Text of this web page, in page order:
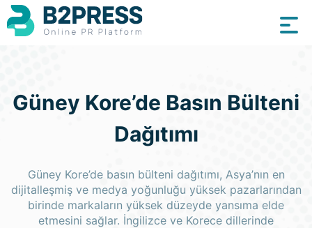
Güney Kore’de Basın Bülteni
Dağıtımı
Güney Kore’de basın bülteni dağıtımı, Asya’nın en
dijitalleşmiş ve medya yoğunluğu yüksek pazarlarından
birinde markaların yüksek düzeyde yansıma elde
etmesini sağlar. İngilizce ve Korece dillerinde